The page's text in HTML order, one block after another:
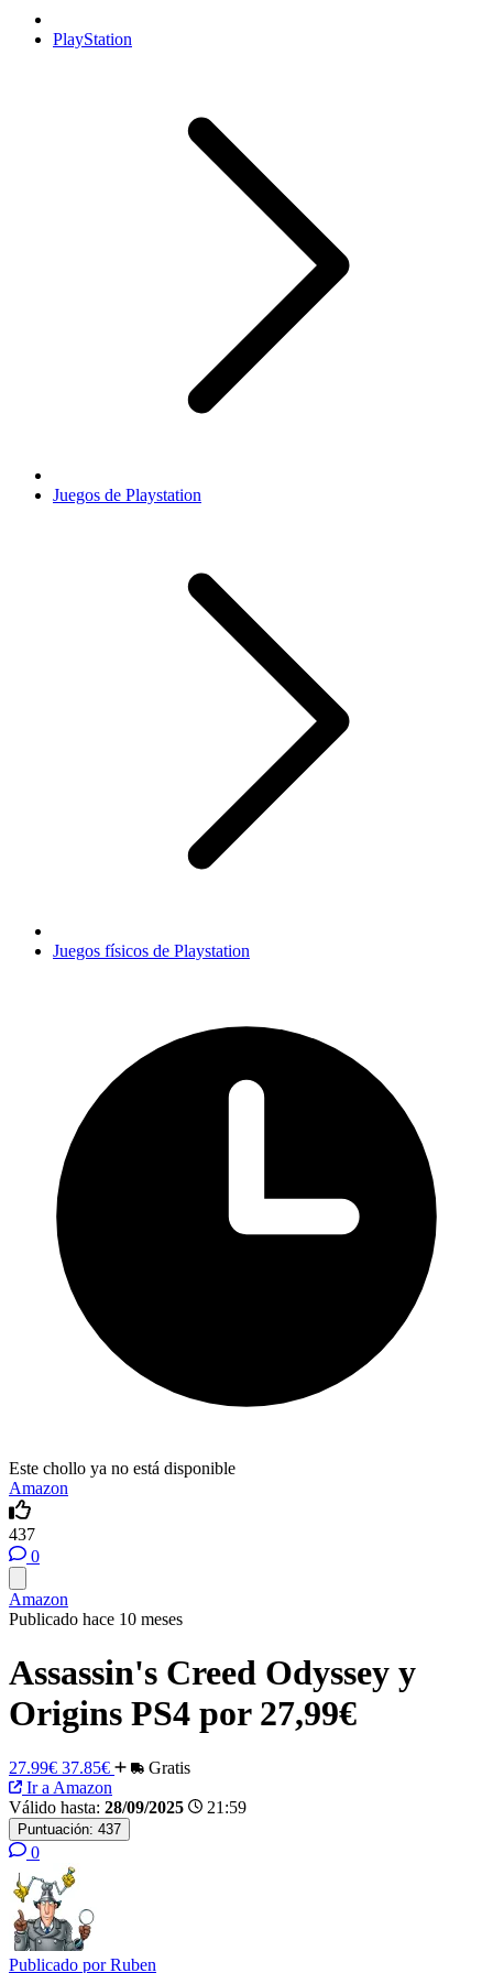
PlayStation
Juegos de Playstation
Juegos físicos de Playstation
Este chollo ya no está disponible
Amazon
437
0
Amazon
Publicado hace 10 meses
Assassin's Creed Odyssey y
Origins PS4 por 27,99€
27.99€ 37.85€
Gratis
Ir a Amazon
Válido hasta: 28/09/2025 21:59
Puntuación: 437
0
Publicado porRuben